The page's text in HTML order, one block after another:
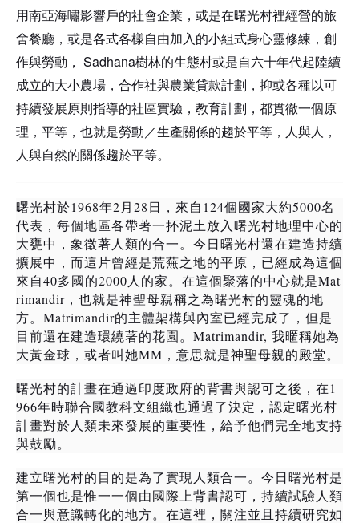
用南亞海嘯影響戶的社會企業，或是在曙光村裡經營的旅
舍餐廳，或是各式各樣自由加入的小組式身心靈修練，創
作與勞動，
Sadhana樹林的生態村或是自六十年代起陸續
成立的大小農場，合作社與農業貸款計劃，抑或各種以可
持續發展原則指導的社區實驗，教育計劃，都貫徹一個原
理，平等，也就是勞動／生產關係的趨於平等，人與人，
人與自然的關係趨於平等。
曙光村於1968年2 月 28 日，來自 124個國家大約5000名
代表，每個地區各帶著一抔泥土放入曙光村地理中心的
大甕中，象徵著人類的合一。今日曙光村還在建造持續
擴展中，而這片曾經是荒蕪之地的平原，已經成為這個
來自40多國的2000 人的家。在這個聚落的中心就是Mat
rimandir ，也就是神聖母親稱之為曙光村的靈魂的地
方。 Matrimandir的主體架構與內室已經完成了，但是
目前還在建造環繞著的花園。 Matrimandir, 我暱稱她為
大黃金球，或者叫她MM ，意思就是神聖母親的殿堂。
曙光村的計畫在通過印度政府的背書與認可之後，在 1
966年時聯合國教科文組織也通過了決定，認定曙光村
計畫對於人類未來發展的重要性，給予他們完全地支持
與鼓勵。
建立曙光村的目的是為了實現人類合一。今日曙光村是
第一個也是惟一一個由國際上背書認可，持續試驗人類
合一與意識轉化的地方。在這裡，關注並且持續研究如